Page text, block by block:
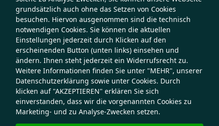
grundsätzlich auch ohne das Setzen von Cookies
besuchen. Hiervon ausgenommen sind die technisch
notwendigen Cookies. Sie können die aktuellen
Einstellungen jederzeit durch Klicken auf den
erscheinenden Button (unten links) einsehen und
ändern. Ihnen steht jederzeit ein Widerrufsrecht zu.
Weitere Informationen finden Sie unter "MEHR", unserer
Datenschutzerklärung sowie unter Cookies. Durch
klicken auf "AKZEPTIEREN" erklären Sie sich
einverstanden, dass wir die vorgenannten Cookies zu
Marketing- und zu Analyse-Zwecken setzen.